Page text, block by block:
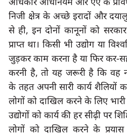
निजी क्षेत्र के अच्छे इरादों और
से ही, इन दोनों कानूनों को
प्राप्त था। किसी भी उद्योग या
जुड़कर काम करना है या फिर कर-
करनी है, तो यह जरूरी है कि वह
के तहत अपनी सारी कार्य शैलियों
लोगों को दाखिल करने के लिए
उद्योगों को कार्य की हर सीढ़ी पर
लोगों को दाखिल करने के प्रयास